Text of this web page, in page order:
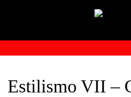
Estilismo VII –